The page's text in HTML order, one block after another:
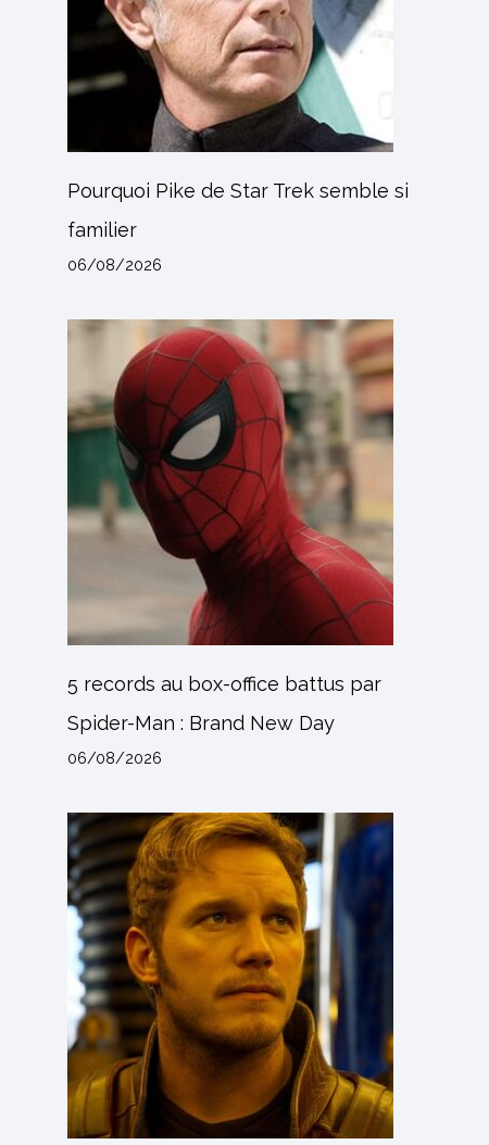
Pourquoi Pike de Star Trek semble si
familier
06/08/2026
5 records au box-office battus par
Spider-Man : Brand New Day
06/08/2026